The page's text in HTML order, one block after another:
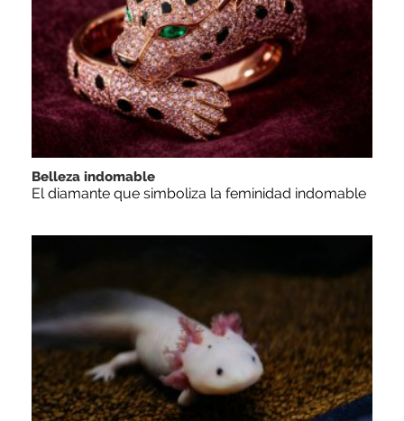
Belleza indomable
El diamante que simboliza la feminidad indomable